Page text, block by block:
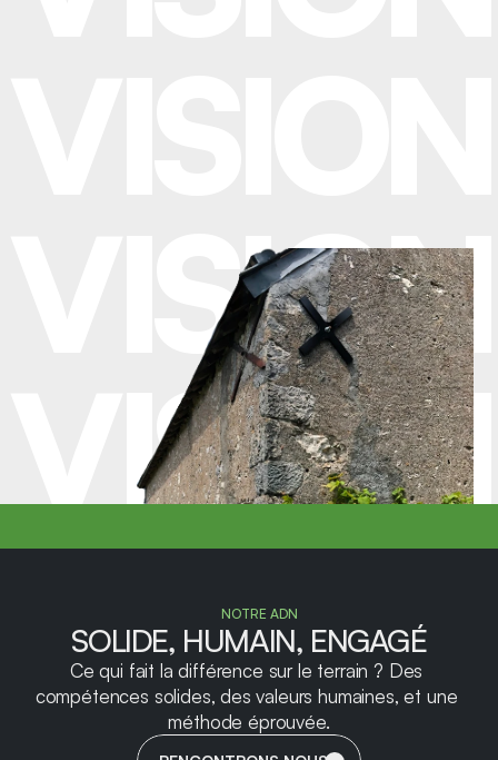
VISION
VISION
VISION
NOTRE ADN
SOLIDE, HUMAIN, ENGAGÉ
Ce qui fait la différence sur le terrain ? Des
compétences solides, des valeurs humaines, et une
méthode éprouvée.